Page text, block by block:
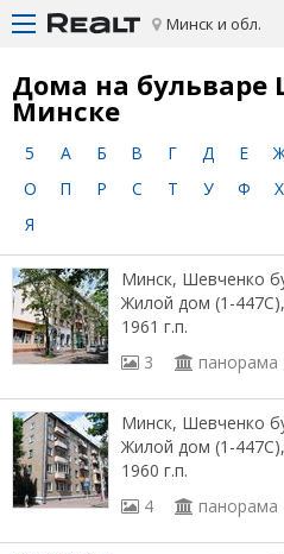
Минск и обл.
Дома на бульваре
Минске
5 А Б В Г Д Е
О
П Р С Т У Ф Х
Я
Минск, Шевченко
Жилой дом (1-
1961 г.п.
3
панорама
Минск, Шевченко
Жилой дом (1-
1960 г.п.
4
панорама